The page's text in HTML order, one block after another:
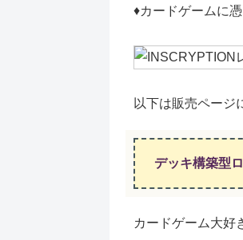
♦カードゲームに
以下は販売ページ
デッキ構築型
カードゲーム大好